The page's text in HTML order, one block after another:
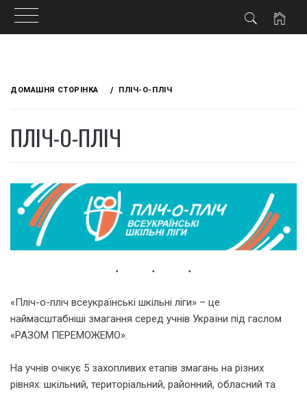
ДОМАШНЯ СТОРІНКА ПЛІЧ-О-ПЛІЧ
ПЛІЧ-О-ПЛІЧ
«Пліч-о-пліч всеукраїнські шкільні ліги» – це
наймасштабніші змагання серед учнів України під гаслом
«РАЗОМ ПЕРЕМОЖЕМО».
На учнів очікує 5 захопливих етапів змагань на різних
рівнях: шкільний, територіальний, районний, обласний та